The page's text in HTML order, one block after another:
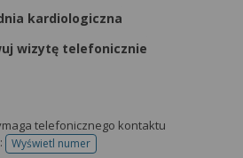
kardiologiczna
wizytę telefonicznie
telefonicznego kontaktu
Wyświetl numertelefonu do rejestracji